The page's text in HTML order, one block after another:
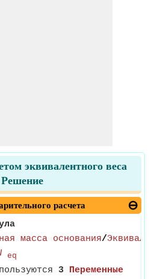
эквивалентного веса
Решение
расчета
масса основания/
eq
3 Переменные